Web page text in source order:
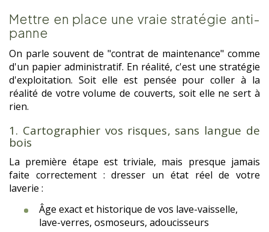
Mettre en place une vraie stratégie anti-
panne
On parle souvent de "contrat de maintenance" comme
d'un papier administratif. En réalité, c'est une stratégie
d'exploitation. Soit elle est pensée pour coller à la
réalité de votre volume de couverts, soit elle ne sert à
rien.
1. Cartographier vos risques, sans langue de
bois
La première étape est triviale, mais presque jamais
faite correctement : dresser un état réel de votre
laverie :
Âge exact et historique de vos lave-vaisselle,
lave-verres, osmoseurs, adoucisseurs